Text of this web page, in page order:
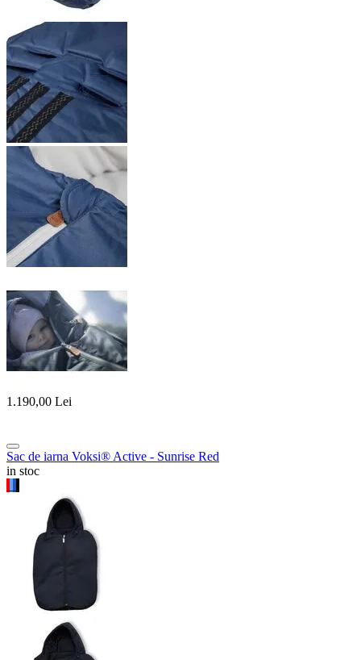
1.190,00 Lei
Sac de iarna Voksi® Active - Sunrise Red
in stoc